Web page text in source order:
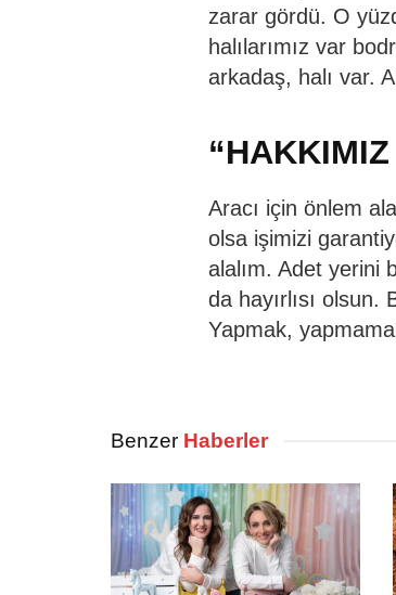
zarar gördü. O
halılarımız var
arkadaş, halı var.
Aracı için önlem
olsa işimizi
alalım. Adet yerini
da hayırlısı
Yapmak,
Benzer Haberler